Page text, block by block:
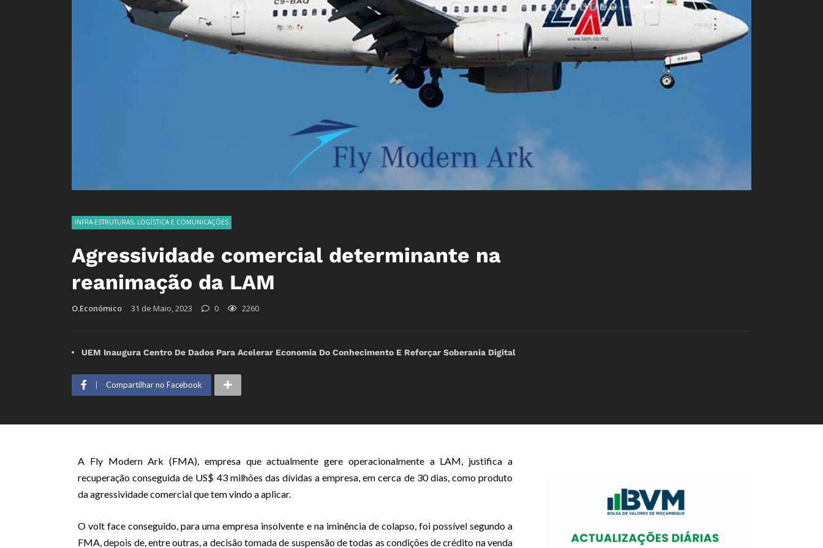
INFRA-ESTRUTURAS, LOGÍSTICA E COMUNICAÇÕES
Agressividade comercial determinante na
reanimação da LAM
O.Económico 31 de Maio, 2023 0 2260
UEM Inaugura Centro De Dados Para Acelerar Economia Do Conhecimento E Reforçar Soberania Digital
Compartilhar no Facebook
A Fly Modern Ark (FMA), empresa que actualmente gere operacionalmente a LAM, justifica a
recuperação conseguida de US$ 43 milhões das dívidas a empresa, em cerca de 30 dias, como produto
da agressividade comercial que tem vindo a aplicar.
O volt face conseguido, para uma empresa insolvente e na iminência de colapso, foi possível segundo a
FMA, depois de, entre outras, a decisão tomada de suspensão de todas as condições de crédito na venda